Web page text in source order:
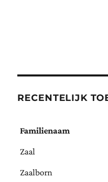
RECENTELIJK
Familienaam
Zaal
Zaalborn